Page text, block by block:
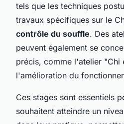
tels que les techniques
travaux spécifiques sur le
contrôle du souffle. Des
peuvent également se
précis, comme l'atelier "Chi
l'amélioration du
Ces stages sont essentiels
souhaitent atteindre un